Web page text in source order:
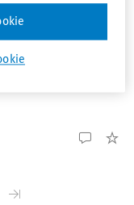
plenárneho
Fakulta práva